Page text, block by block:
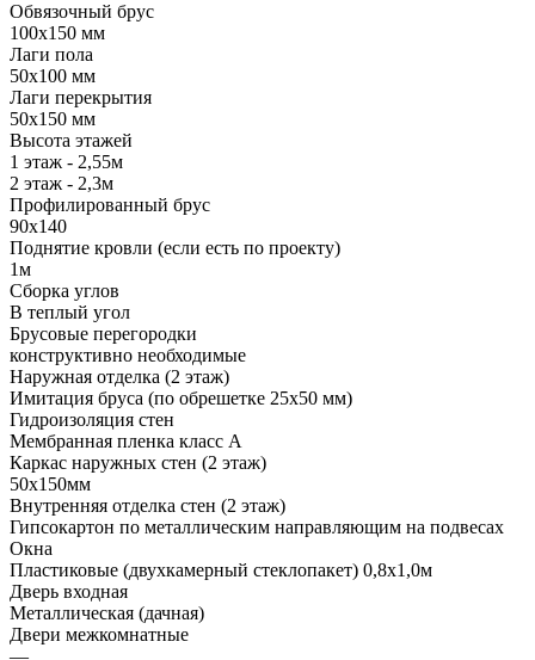
Обвязочный брус
100х150 мм
Лаги пола
50х100 мм
Лаги перекрытия
50х150 мм
Высота этажей
1 этаж - 2,55м
2 этаж - 2,3м
Профилированный брус
90х140
Поднятие кровли (если есть по проекту)
1м
Сборка углов
В теплый угол
Брусовые перегородки
конструктивно необходимые
Наружная отделка (2 этаж)
Имитация бруса (по обрешетке 25х50 мм)
Гидроизоляция стен
Мембранная пленка класс А
Каркас наружных стен (2 этаж)
50х150мм
Внутренняя отделка стен (2 этаж)
Гипсокартон по металлическим направляющим на подвесах
Окна
Пластиковые (двухкамерный стеклопакет) 0,8х1,0м
Дверь входная
Металлическая (дачная)
Двери межкомнатные
—